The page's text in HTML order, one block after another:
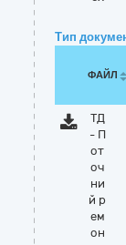
Тип
ФАЙЛ
ТД
- П
от
оч
ни
й р
ем
он